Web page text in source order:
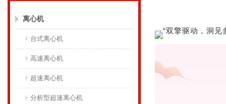
离心机
台式离心机
高速离心机
超速离心机
分析型超速离心机